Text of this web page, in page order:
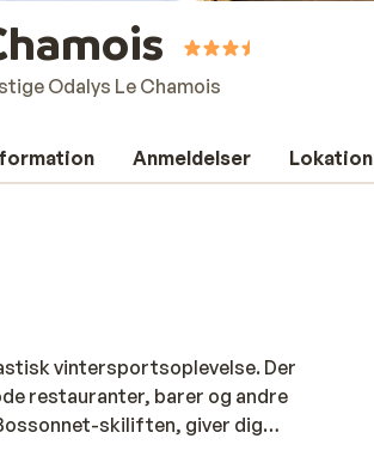
Odalys Le Chamois
Anmeldelser Lokation
vintersportsoplevelse. Der
restauranter, barer og andre
skiliften, giver dig
om at lukke døren bag dig